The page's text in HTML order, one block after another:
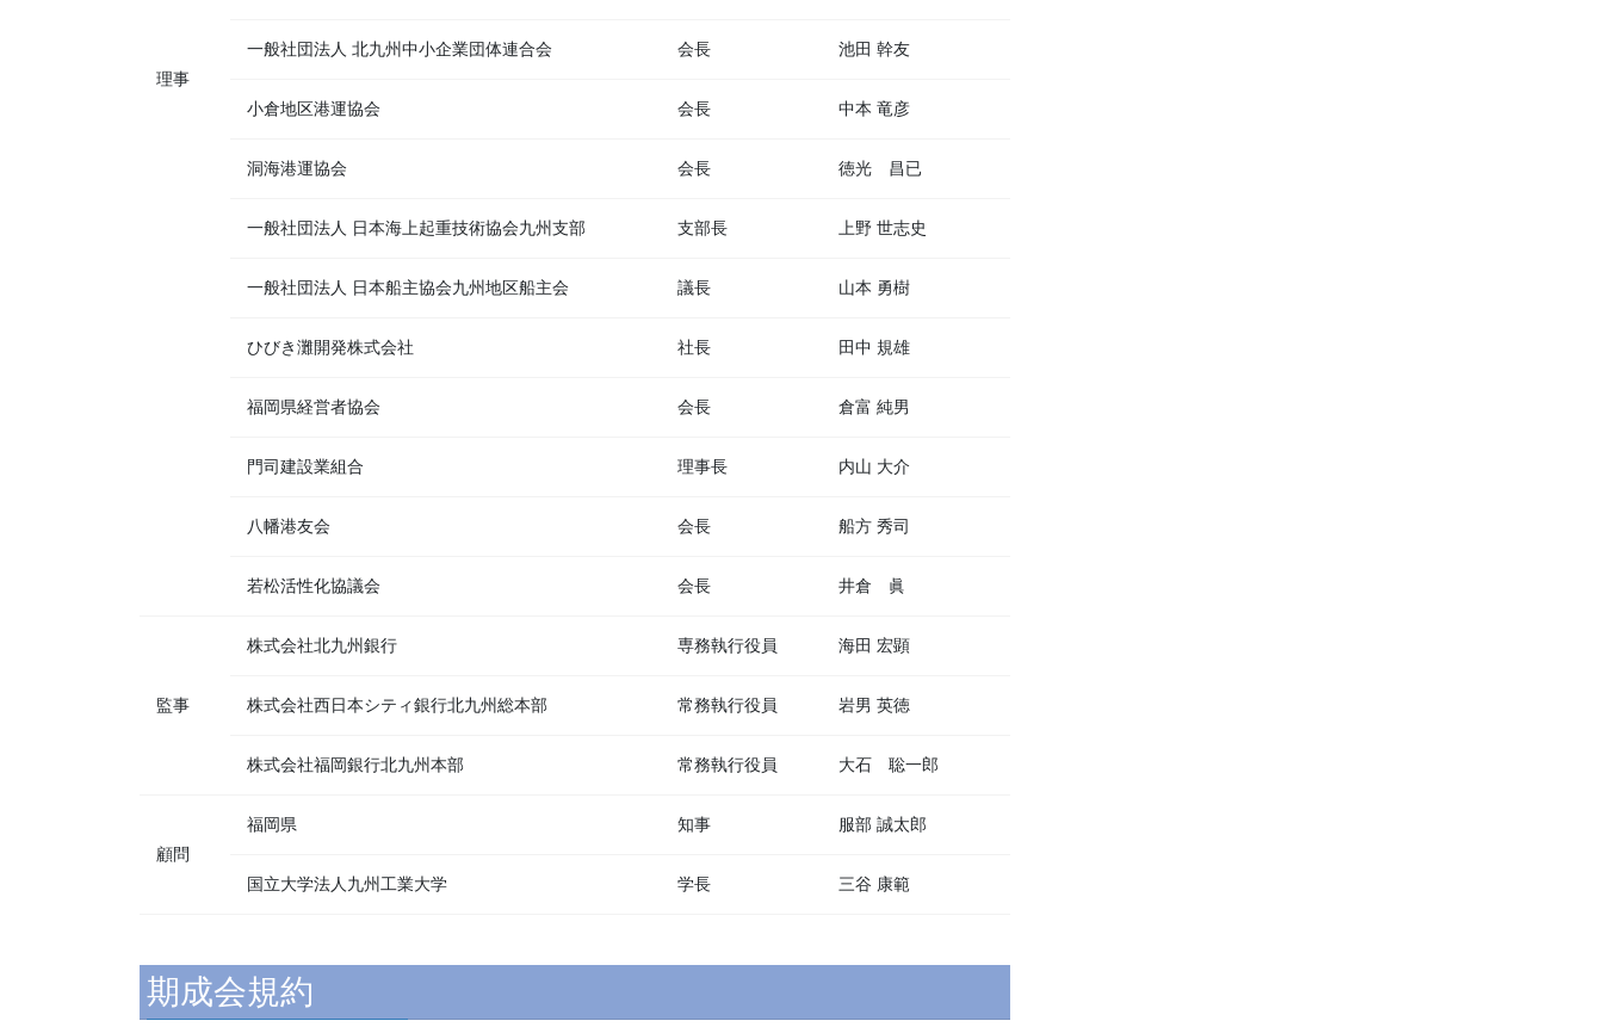
理事
一般社団法人 北九州中小企業団体連合会 会長 池田 幹友
小倉地区港運協会 会長 中本 竜彦
洞海港運協会 会長 徳光 昌已
一般社団法人 日本海上起重技術協会九州支部 支部長 上野 世志史
一般社団法人 日本船主協会九州地区船主会 議長 山本 勇樹
ひびき灘開発株式会社 社長 田中 規雄
福岡県経営者協会 会長 倉富 純男
門司建設業組合 理事長 内山 大介
八幡港友会 会長 船方 秀司
若松活性化協議会 会長 井倉 眞
監事
株式会社北九州銀行 専務執行役員 海田 宏顕
株式会社西日本シティ銀行北九州総本部 常務執行役員 岩男 英徳
株式会社福岡銀行北九州本部 常務執行役員 大石 聡一郎
顧問
福岡県 知事 服部 誠太郎
国立大学法人九州工業大学 学長 三谷 康範
期成会規約